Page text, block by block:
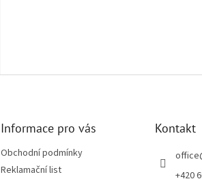
Informace pro vás
Obchodní podmínky
Reklamační list
Kontakt
office
+420